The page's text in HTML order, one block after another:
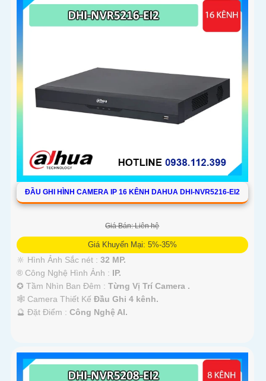
ĐẦU GHI HÌNH CAMERA IP 16 KÊNH DAHUA DHI-NVR5216-EI2
Giá Bán: Liên hệ
Giá Khuyến Mại: 5%-35%
🔆 Hình Ảnh Sắc nét : 32 MP.
®️ Công Nghệ Hình Ảnh : IP.
✪ Tầm Nhìn Ban Đêm : Từng Vị Trí Camera .
🕸️ Camera Thiết Kế Đầu Ghi 4 kênh.
️🔮 Đặt Điểm : Công Nghệ AI.